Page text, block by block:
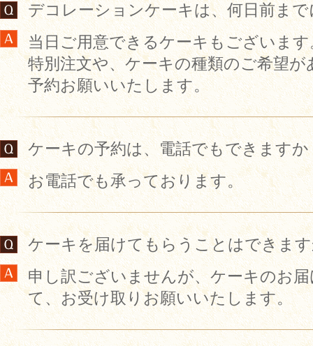
デコレーションケーキは、何日前ま
当日ご用意できるケーキもございます
特別注文や、ケーキの種類のご希望
予約お願いいたします。
ケーキの予約は、電話でもできますか
お電話でも承っております。
ケーキを届けてもらうことはできま
申し訳ございませんが、ケーキのお
て、お受け取りお願いいたします。